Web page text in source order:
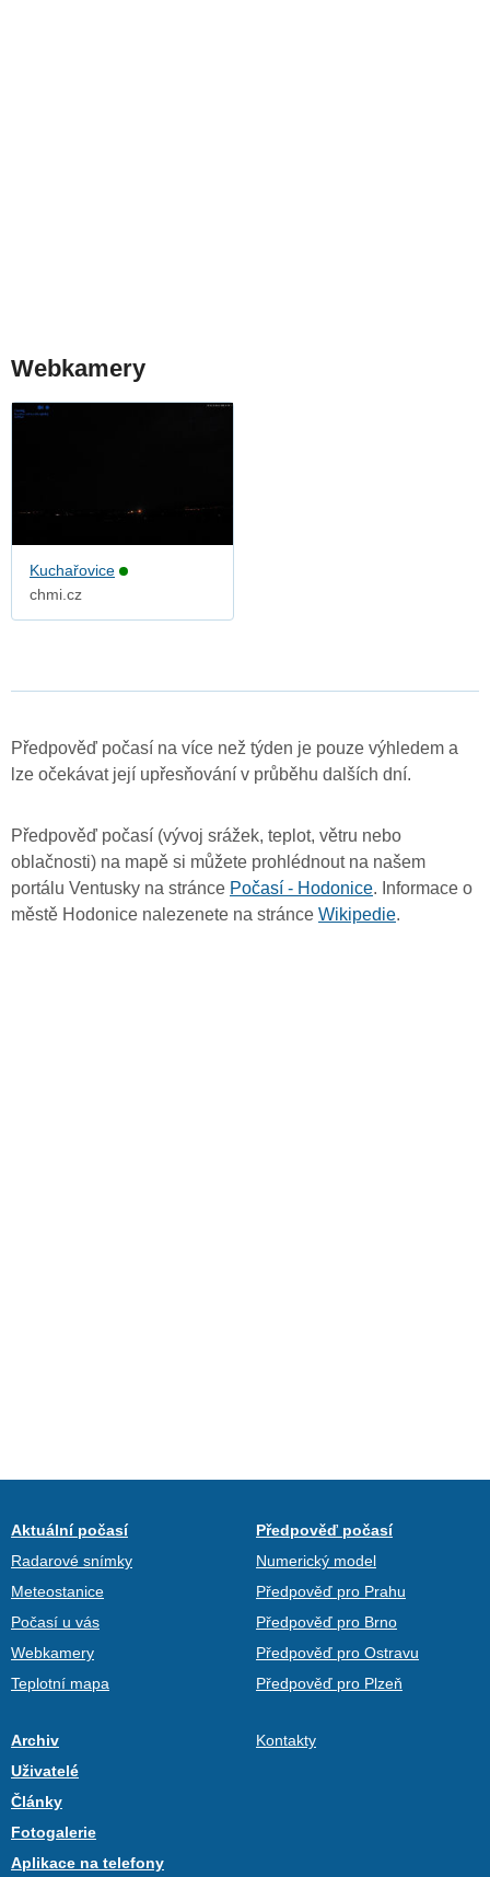
Webkamery
Kuchařovice
chmi.cz
Předpověď počasí na více než týden je pouze výhledem a
lze očekávat její upřesňování v průběhu dalších dní.
Předpověď počasí (vývoj srážek, teplot, větru nebo
oblačnosti) na mapě si můžete prohlédnout na našem
portálu Ventusky na stránce Počasí - Hodonice. Informace o
městě Hodonice nalezenete na stránce Wikipedie.
Aktuální počasí
Radarové snímky
Meteostanice
Počasí u vás
Webkamery
Teplotní mapa
Předpověď počasí
Numerický model
Předpověď pro Prahu
Předpověď pro Brno
Předpověď pro Ostravu
Předpověď pro Plzeň
Archiv
Uživatelé
Články
Fotogalerie
Aplikace na telefony
Kontakty